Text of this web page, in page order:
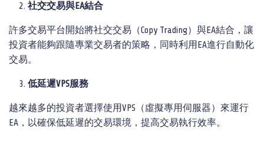
社交交易與EA結合
許多交易平台開始將社交交易（Copy Trading）與EA結合，讓
投資者能夠跟隨專業交易者的策略，同時利用EA進行自動化
交易。
低延遲VPS服務
越來越多的投資者選擇使用VPS（虛擬專用伺服器）來運行
EA，以確保低延遲的交易環境，提高交易執行效率。